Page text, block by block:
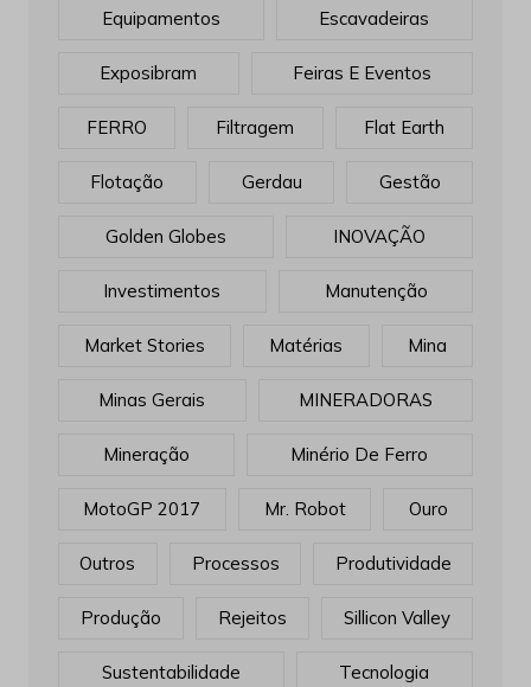
Equipamentos Escavadeiras
Exposibram Feiras E Eventos
FERRO Filtragem Flat Earth
Flotação Gerdau Gestão
Golden Globes INOVAÇÃO
Investimentos Manutenção
Market Stories Matérias Mina
Minas Gerais MINERADORAS
Mineração Minério De Ferro
MotoGP 2017 Mr. Robot Ouro
Outros Processos Produtividade
Produção Rejeitos Sillicon Valley
Sustentabilidade Tecnologia